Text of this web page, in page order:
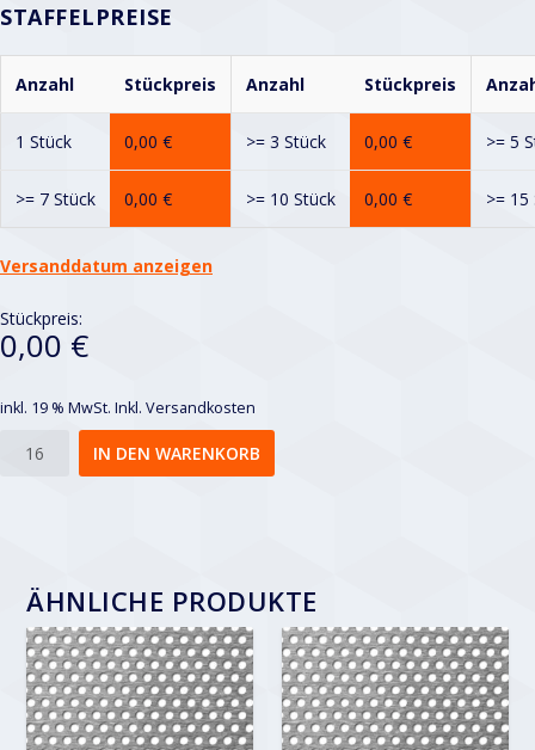
STAFFELPREISE
Anzahl Stückpreis Anzahl Stückpreis
1 Stück 0,00 € >= 3 Stück 0,00 € >= 5
>= 7 Stück 0,00 € >= 10 Stück 0,00 € >= 15
Versanddatum anzeigen
Stückpreis:
0,00 €
inkl. 19 % MwSt. Inkl. Versandkosten
IN DEN WARENKORB
ÄHNLICHE PRODUKTE